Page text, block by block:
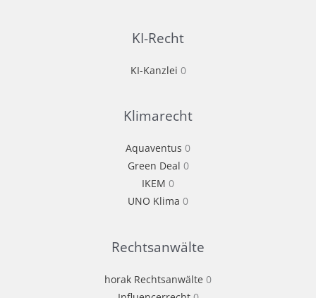
KI-Recht
KI-Kanzlei 0
Klimarecht
Aquaventus 0
Green Deal 0
IKEM 0
UNO Klima 0
Rechtsanwälte
horak Rechtsanwälte 0